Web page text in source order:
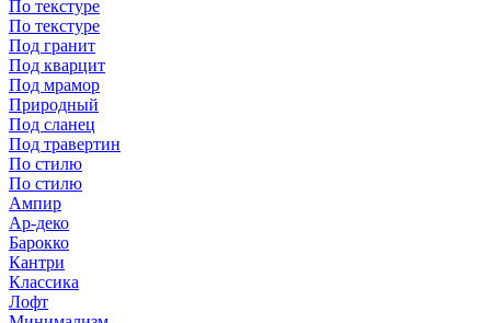
По текстуре
По текстуре
Под гранит
Под кварцит
Под мрамор
Природный
Под сланец
Под травертин
По стилю
По стилю
Ампир
Ар-деко
Барокко
Кантри
Классика
Лофт